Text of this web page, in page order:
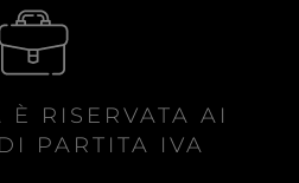
È RISERVATA AI
PARTITA IVA